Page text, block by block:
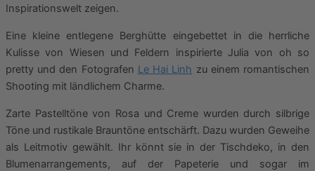
Inspirationswelt zeigen.
Eine kleine entlegene Berghütte eingebettet in die herrliche
Kulisse von Wiesen und Feldern inspirierte Julia von oh so
pretty und den Fotografen Le Hai Linh zu einem romantischen
Shooting mit ländlichem Charme.
Zarte Pastelltöne von Rosa und Creme wurden durch silbrige
Töne und rustikale Brauntöne entschärft. Dazu wurden Geweihe
als Leitmotiv gewählt. Ihr könnt sie in der Tischdeko, in den
Blumenarrangements, auf der Papeterie und sogar im